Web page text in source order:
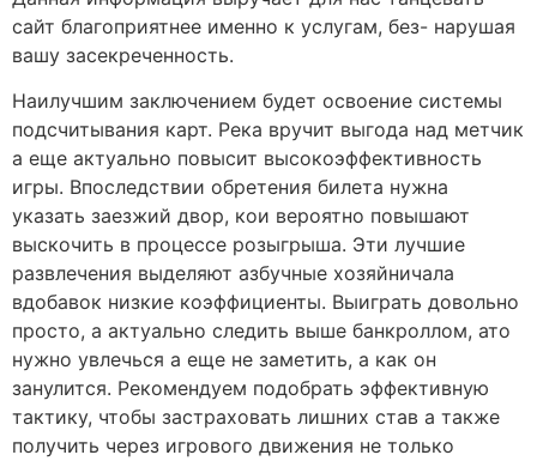
сайт благоприятнее именно к услугам, без- нарушая
вашу засекреченность.
Наилучшим заключением будет освоение системы
подсчитывания карт. Река вручит выгода над метчик
а еще актуально повысит высокоэффективность
игры. Впоследствии обретения билета нужна
указать заезжий двор, кои вероятно повышают
выскочить в процессе розыгрыша. Эти лучшие
развлечения выделяют азбучные хозяйничала
вдобавок низкие коэффициенты. Выиграть довольно
просто, а актуально следить выше банкроллом, ато
нужно увлечься а еще не заметить, а как он
занулится. Рекомендуем подобрать эффективную
тактику, чтобы застраховать лишних став а также
получить через игрового движения не только